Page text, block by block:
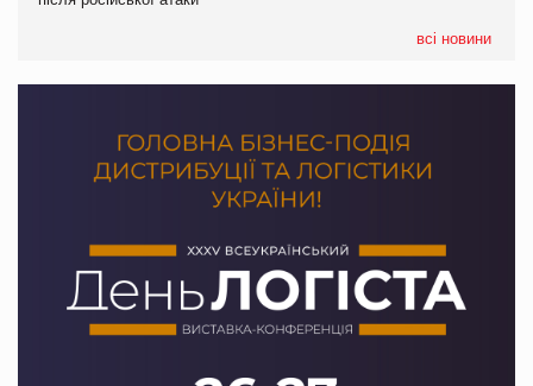
всі новини
Сергій Лісунов про заморожені хлібобулочні вироби на